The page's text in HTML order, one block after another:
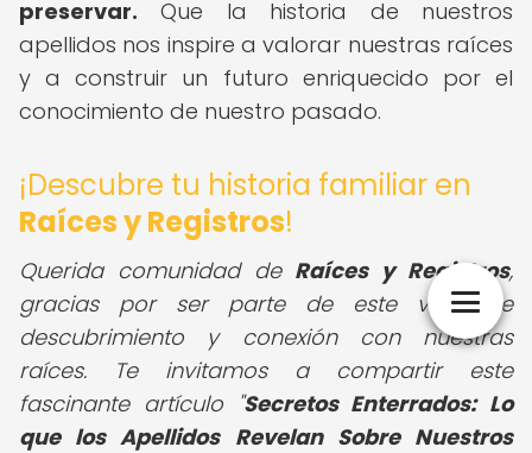
preservar. Que la historia de nuestros
apellidos nos inspire a valorar nuestras raíces
y a construir un futuro enriquecido por el
conocimiento de nuestro pasado.
¡Descubre tu historia familiar en
Raíces y Registros!
Querida comunidad de Raíces y Registros,
gracias por ser parte de este viaje de
descubrimiento y conexión con nuestras
raíces. Te invitamos a compartir este
fascinante artículo "Secretos Enterrados: Lo
que los Apellidos Revelan Sobre Nuestros